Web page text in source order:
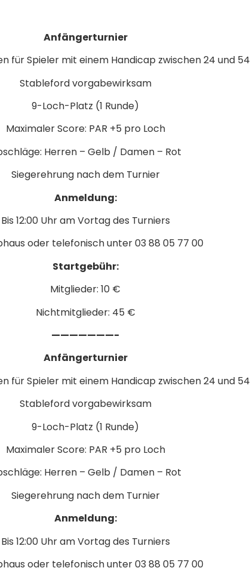
Anfängerturnier
für Spieler mit einem Handicap zwischen 24 und 54
Stableford vorgabewirksam
9-Loch-Platz (1 Runde)
Maximaler Score: PAR +5 pro Loch
Herren – Gelb / Damen – Rot
Siegerehrung nach dem Turnier
Anmeldung:
Bis 12:00 Uhr am Vortag des Turniers
oder telefonisch unter 03 88 05 77 00
Startgebühr:
Mitglieder: 10 €
Nichtmitglieder: 45 €
———————-
Anfängerturnier
für Spieler mit einem Handicap zwischen 24 und 54
Stableford vorgabewirksam
9-Loch-Platz (1 Runde)
Maximaler Score: PAR +5 pro Loch
Herren – Gelb / Damen – Rot
Siegerehrung nach dem Turnier
Anmeldung:
Bis 12:00 Uhr am Vortag des Turniers
oder telefonisch unter 03 88 05 77 00